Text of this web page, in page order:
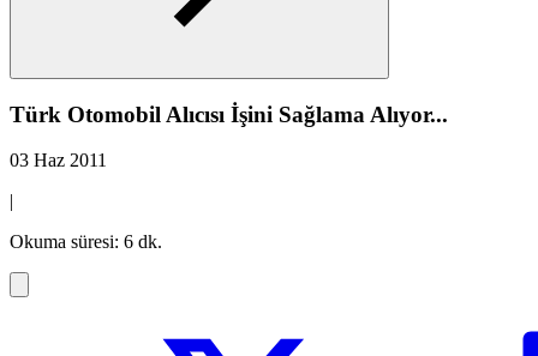
Türk Otomobil Alıcısı İşini Sağlama Alıyor...
03 Haz 2011
|
Okuma süresi: 6 dk.